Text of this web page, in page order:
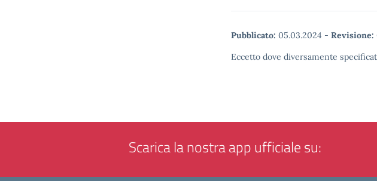
Pubblicato: 05.03.2024 - Revisione:
Eccetto dove diversamente
Scarica la nostra app ufficiale su: